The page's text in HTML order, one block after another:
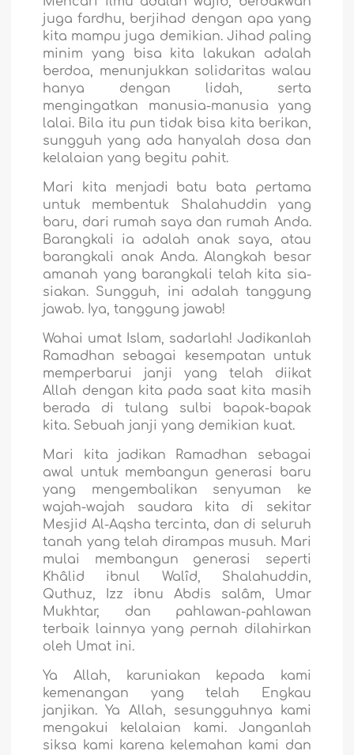
juga fardhu, berjihad dengan apa yang
kita mampu juga demikian. Jihad paling
minim yang bisa kita lakukan adalah
berdoa, menunjukkan solidaritas walau
hanya dengan lidah, serta
mengingatkan manusia-manusia yang
lalai. Bila itu pun tidak bisa kita berikan,
sungguh yang ada hanyalah dosa dan
kelalaian yang begitu pahit.
Mari kita menjadi batu bata pertama
untuk membentuk Shalahuddin yang
baru, dari rumah saya dan rumah Anda.
Barangkali ia adalah anak saya, atau
barangkali anak Anda. Alangkah besar
amanah yang barangkali telah kita sia-
siakan. Sungguh, ini adalah tanggung
jawab. Iya, tanggung jawab!
Wahai umat Islam, sadarlah! Jadikanlah
Ramadhan sebagai kesempatan untuk
memperbarui janji yang telah diikat
Allah dengan kita pada saat kita masih
berada di tulang sulbi bapak-bapak
kita. Sebuah janji yang demikian kuat.
Mari kita jadikan Ramadhan sebagai
awal untuk membangun generasi baru
yang mengembalikan senyuman ke
wajah-wajah saudara kita di sekitar
Mesjid Al-Aqsha tercinta, dan di seluruh
tanah yang telah dirampas musuh. Mari
mulai membangun generasi seperti
Khâlid ibnul Walîd, Shalahuddin,
Quthuz, Izz ibnu Abdis salâm, Umar
Mukhtar, dan pahlawan-pahlawan
terbaik lainnya yang pernah dilahirkan
oleh Umat ini.
Ya Allah, karuniakan kepada kami
kemenangan yang telah Engkau
janjikan. Ya Allah, sesungguhnya kami
mengakui kelalaian kami. Janganlah
siksa kami karena kelemahan kami dan